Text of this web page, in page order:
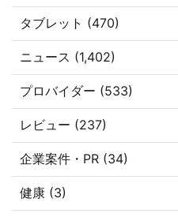
タブレット (470)
ニュース (1,402)
プロバイダー (533)
レビュー (237)
企業案件・PR (34)
健康 (3)